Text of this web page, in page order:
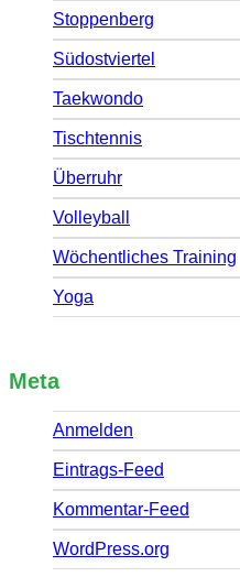
Stoppenberg
Südostviertel
Taekwondo
Tischtennis
Überruhr
Volleyball
Wöchentliches Training
Yoga
Meta
Anmelden
Eintrags-Feed
Kommentar-Feed
WordPress.org